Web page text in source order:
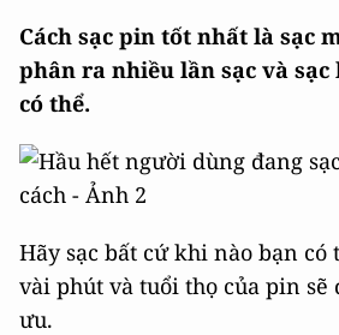
Cách sạc pin tốt nhất là sạc
phân ra nhiều lần sạc và
có thể.
Hãy sạc bất cứ khi nào bạn có
vài phút và tuổi thọ của pin sẽ
ưu.